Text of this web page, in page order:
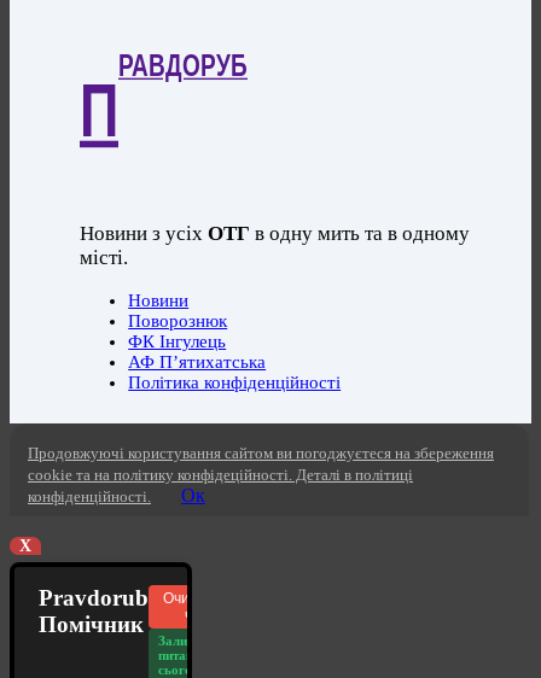
П
РАВДОРУБ
Новини з усіхОТГ в одну мить та в одному
місті.
Новини
Поворознюк
ФК Інгулець
АФ П’ятихатська
Політика конфіденційності
Продовжуючі користування сайтом ви погоджуєтеся на збереження
cookie та на політику конфідеційності. Деталі в політиці
конфіденційності.
Ок
X
Pravdorub
Помічник
Очистити
чат
Залишилось
питань
сьогодні: 20